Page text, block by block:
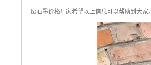
废石墨价格厂家希望以上信息可以帮助到大家。